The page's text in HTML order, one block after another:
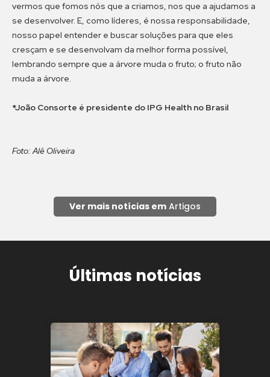
vermos que fomos nós que a criamos, nos que a ajudamos a
se desenvolver. E, como líderes, é nossa responsabilidade,
nosso papel entender e buscar soluções para que eles
cresçam e se desenvolvam da melhor forma possível,
lembrando sempre que a árvore muda o fruto; o fruto não
muda a árvore.
*João Consorte é presidente do IPG Health no Brasil
Foto: Alê Oliveira
Ver mais notícias em Artigos
Últimas notícias